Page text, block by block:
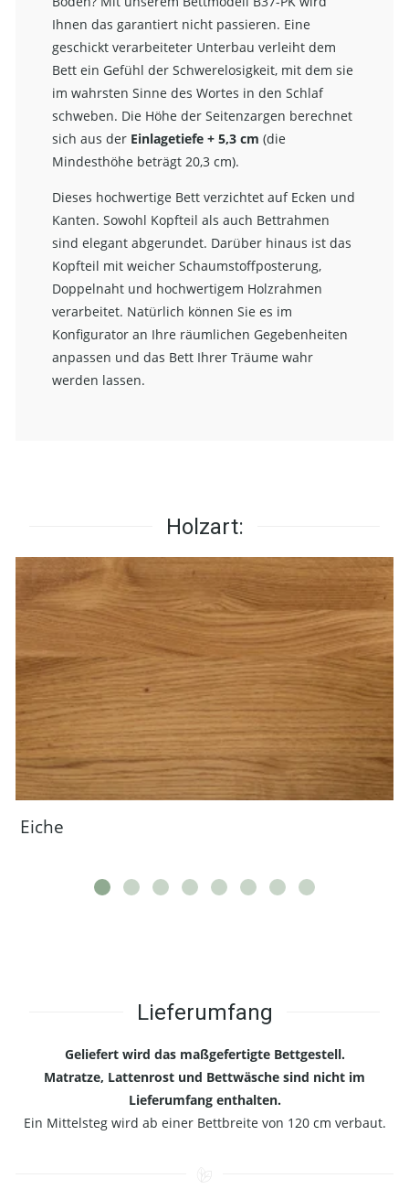
Ihnen das garantiert nicht passieren. Eine
geschickt verarbeiteter Unterbau verleiht dem
Bett ein Gefühl der Schwerelosigkeit, mit dem sie
im wahrsten Sinne des Wortes in den Schlaf
schweben. Die Höhe der Seitenzargen berechnet
sich aus der Einlagetiefe + 5,3 cm (die
Mindesthöhe beträgt 20,3 cm).
Dieses hochwertige Bett verzichtet auf Ecken und
Kanten. Sowohl Kopfteil als auch Bettrahmen
sind elegant abgerundet. Darüber hinaus ist das
Kopfteil mit weicher Schaumstoffposterung,
Doppelnaht und hochwertigem Holzrahmen
verarbeitet. Natürlich können Sie es im
Konfigurator an Ihre räumlichen Gegebenheiten
anpassen und das Bett Ihrer Träume wahr
werden lassen.
Holzart:
Eiche
Lieferumfang
Geliefert wird das maßgefertigte Bettgestell.
Matratze, Lattenrost und Bettwäsche sind nicht im
Lieferumfang enthalten.
Ein Mittelsteg wird ab einer Bettbreite von 120 cm verbaut.